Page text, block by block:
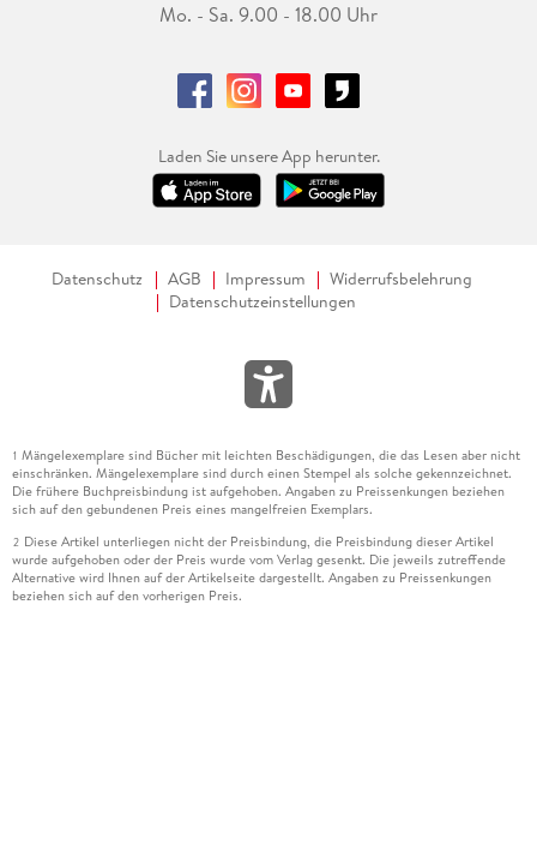
Mo. - Sa. 9.00 - 18.00 Uhr
Laden Sie unsere App herunter.
Datenschutz AGB Impressum
Widerrufsbelehrung
Datenschutzeinstellungen
1 Mängelexemplare sind Bücher mit leichten Beschädigungen, die das Lesen aber nicht
einschränken. Mängelexemplare sind durch einen Stempel als solche gekennzeichnet.
Die frühere Buchpreisbindung ist aufgehoben. Angaben zu Preissenkungen beziehen
sich auf den gebundenen Preis eines mangelfreien Exemplars.
2 Diese Artikel unterliegen nicht der Preisbindung, die Preisbindung dieser Artikel
wurde aufgehoben oder der Preis wurde vom Verlag gesenkt. Die jeweils zutreffende
Alternative wird Ihnen auf der Artikelseite dargestellt. Angaben zu Preissenkungen
beziehen sich auf den vorherigen Preis.